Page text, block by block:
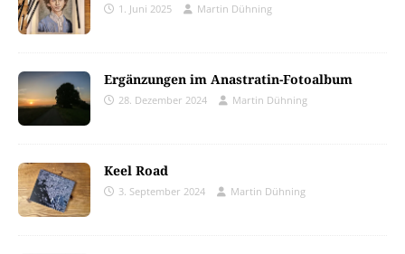
1. Juni 2025 Martin Dühning
Ergänzungen im Anastratin-Fotoalbum
28. Dezember 2024 Martin Dühning
Keel Road
3. September 2024 Martin Dühning